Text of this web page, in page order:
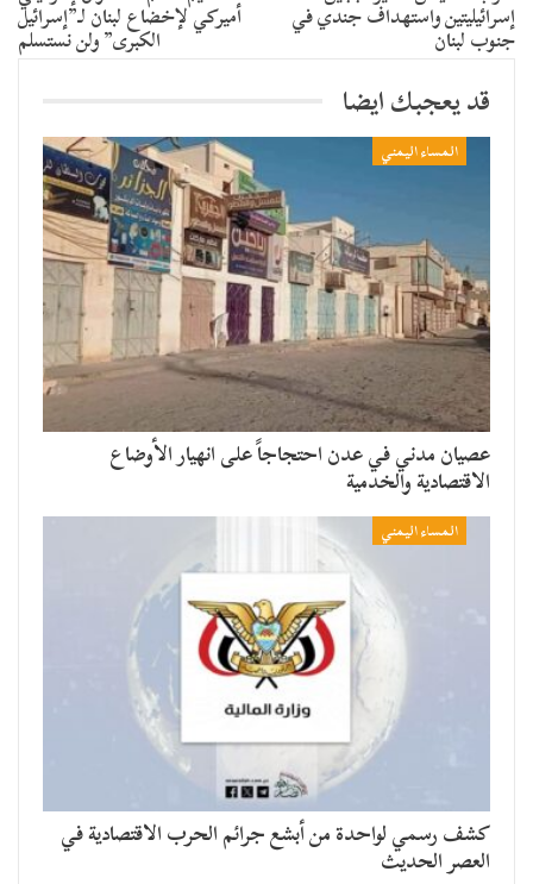
إسرائيليتين واستهداف جندي في
جنوب لبنان
أميركي لإخضاع لبنان لـ”إسرائيل
الكبرى” ولن نستسلم
قد يعجبك ايضا
المساء اليمني
عصيان مدني في عدن احتجاجاً على انهيار الأوضاع
الاقتصادية والخدمية
المساء اليمني
كشف رسمي لواحدة من أبشع جرائم الحرب الاقتصادية في
العصر الحديث